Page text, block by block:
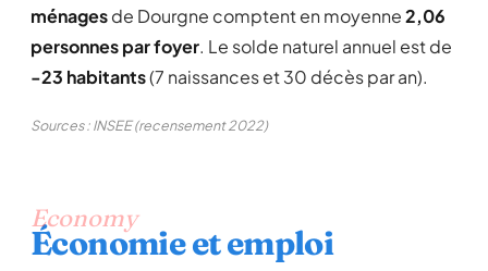
ménagesde Dourgne comptent en moyenne2,06
personnes par foyer. Le solde naturel annuel est de
-23 habitants(7 naissances et 30 décès par an).
Sources : INSEE (recensement 2022)
Economy
Économie et emploi